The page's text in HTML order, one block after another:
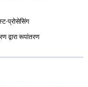
प्रोसेसिंग
द्वारा रूपांतरण